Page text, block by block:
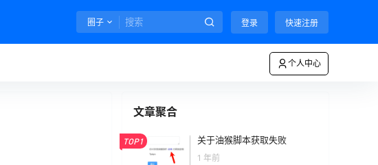
圈子 登录 快速注册
个人中心
文章聚合
TOP1 关于油猴脚本获取失败
1 年前